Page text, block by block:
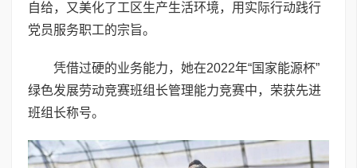
自给，又美化了工区生产生活环境，用实际行动践行
党员服务职工的宗旨。
凭借过硬的业务能力，她在2022年“国家能源杯”
绿色发展劳动竞赛班组长管理能力竞赛中，荣获先进
班组长称号。